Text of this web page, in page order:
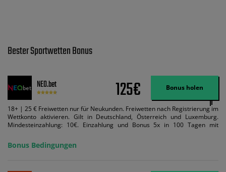
Bester Sportwetten Bonus
NEO.bet 125€ Bonus holen
18+ | 25 € Freiwetten nur für Neukunden. Freiwetten nach Registrierung im
Wettkonto aktivieren. Gilt in Deutschland, Österreich und Luxemburg.
Mindesteinzahlung: 10€. Einzahlung und Bonus 5x in 100 Tagen mit
Bedingungen können geändert werden. AGB gelten. Lizenziert; Hilfe bei
Suchtrisiken: buwei.de.
Bonus Bedingungen